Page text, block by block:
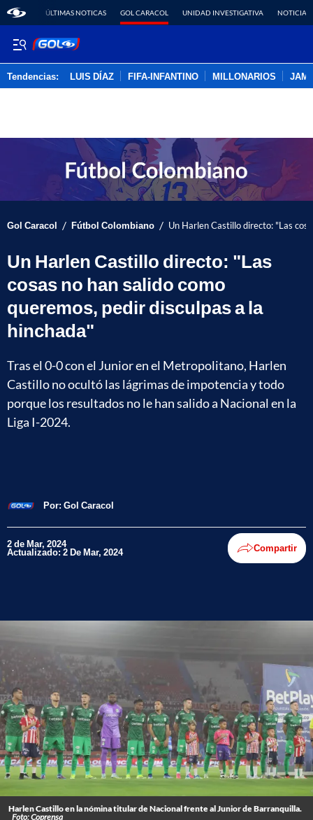
ÚLTIMAS NOTICAS GOL CARACOL UNIDAD INVESTIGATIVA NOTICIAS
Tendencias: LUIS DÍAZ FIFA-INFANTINO MILLONARIOS
Gol Caracol / Fútbol Colombiano / Un Harlen Castillo directo: "Las
Un Harlen Castillo directo: "Las
cosas no han salido como
queremos, pedir disculpas a la
hinchada"
Tras el 0-0 con el Junior en el Metropolitano, Harlen
Castillo no ocultó las lágrimas de impotencia y todo
porque los resultados no le han salido a Nacional en la
Liga I-2024.
Por: Gol Caracol
2 de Mar, 2024
Actualizado: 2 De Mar, 2024 Compartir
Harlen Castillo en la nómina titular de Nacional frente al Junior de Barranquilla.
Foto: Coprensa